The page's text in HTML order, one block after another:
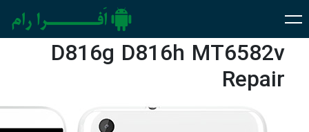
D816g D816h MT6582v
Repair